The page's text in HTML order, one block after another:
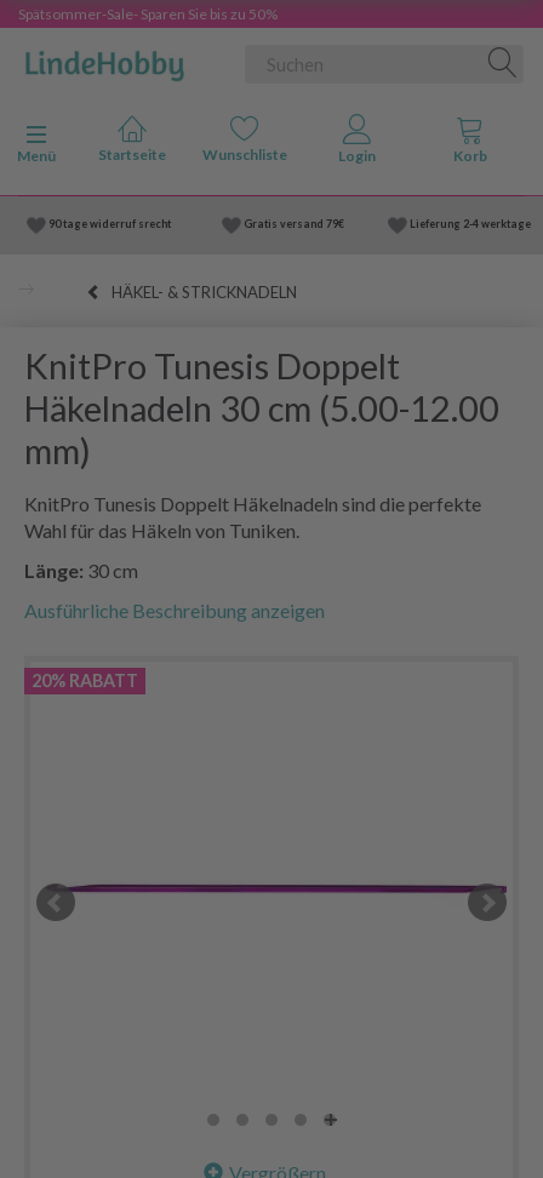
Spätsommer-Sale- Sparen Sie bis zu 50%
Anzeige ändern
Menü
90 tage widerruf srecht Gratis versand 79€ Lieferung 2-4 werktage
HÄKEL- & STRICKNADELN
KnitPro Tunesis Doppelt
Häkelnadeln 30 cm (5.00-12.00
mm)
KnitPro Tunesis Doppelt Häkelnadeln sind die perfekte
Wahl für das Häkeln von Tuniken.
Länge: 30 cm
Ausführliche Beschreibung anzeigen
20% RABATT
Vergrößern